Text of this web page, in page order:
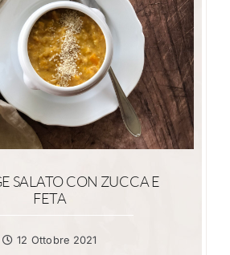
SALATO CON ZUCCA E
FETA
12 Ottobre 2021